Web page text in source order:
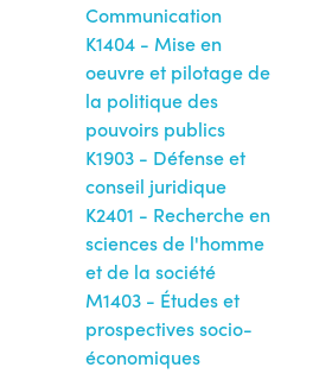
Communication
K1404 - Mise en
oeuvre et pilotage de
la politique des
pouvoirs publics
K1903 - Défense et
conseil juridique
K2401 - Recherche en
sciences de l'homme
et de la société
M1403 - Études et
prospectives socio-
économiques